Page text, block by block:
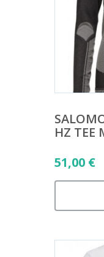
HZ TEE
51,00 €